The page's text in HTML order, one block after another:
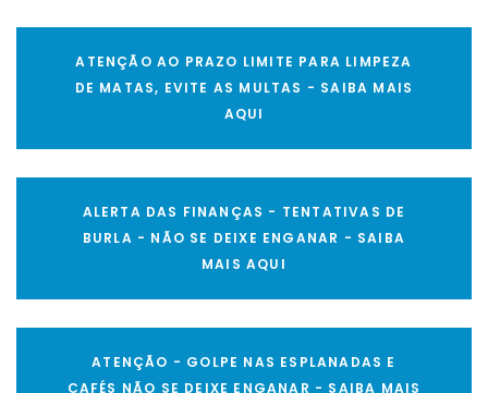
ATENÇÃO AO PRAZO LIMITE PARA LIMPEZA
DE MATAS, EVITE AS MULTAS - SAIBA MAIS
AQUI
ALERTA DAS FINANÇAS - TENTATIVAS DE
BURLA - NÃO SE DEIXE ENGANAR - SAIBA
MAIS AQUI
ATENÇÃO - GOLPE NAS ESPLANADAS E
CAFÉS NÃO SE DEIXE ENGANAR - SAIBA MAIS